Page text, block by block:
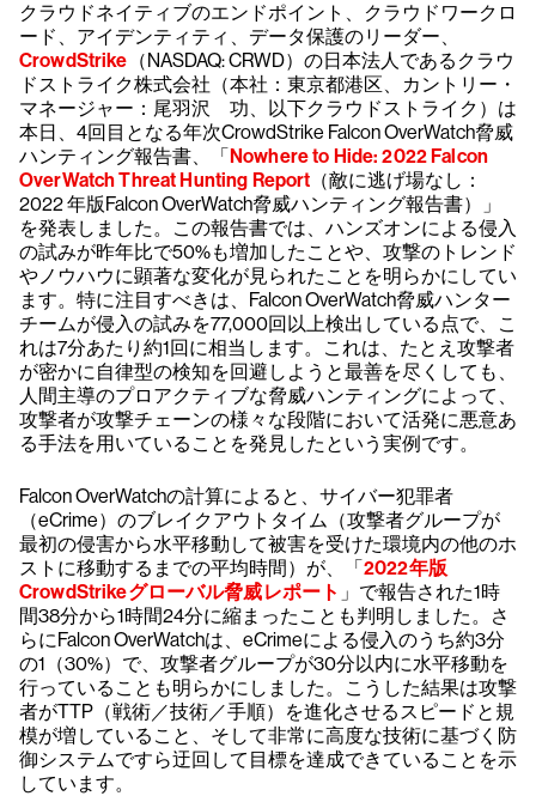
クラウドネイティブのエンドポイント、クラウドワークロ
ード、アイデンティティ、データ保護のリーダー、
CrowdStrike （NASDAQ: CRWD）の日本法人であるクラウ
ドストライク株式会社（本社：東京都港区、カントリー・
マネージャー：尾羽沢 功、以下クラウドストライク）は
本日、4回目となる年次CrowdStrike Falcon OverWatch脅威
ハンティング報告書、「Nowhere to Hide: 2022 Falcon
OverWatch Threat Hunting Report （敵に逃げ場なし：
2022 年版Falcon OverWatch脅威ハンティング報告書）」
を発表しました。この報告書では、ハンズオンによる侵入
の試みが昨年比で50%も増加したことや、攻撃のトレンド
やノウハウに顕著な変化が見られたことを明らかにしてい
ます。特に注目すべきは、Falcon OverWatch脅威ハンター
チームが侵入の試みを77,000回以上検出している点で、こ
れは7分あたり約1回に相当します。これは、たとえ攻撃者
が密かに自律型の検知を回避しようと最善を尽くしても、
人間主導のプロアクティブな脅威ハンティングによって、
攻撃者が攻撃チェーンの様々な段階において活発に悪意あ
る手法を用いていることを発見したという実例です。
Falcon OverWatchの計算によると、サイバー犯罪者
（eCrime）のブレイクアウトタイム（攻撃者グループが
最初の侵害から水平移動して被害を受けた環境内の他のホ
ストに移動するまでの平均時間）が、「2022年版
CrowdStrikeグローバル脅威レポート 」で報告された1時
間38分から1時間24分に縮まったことも判明しました。さ
らにFalcon OverWatchは、eCrimeによる侵入のうち約3分
の1（30%）で、攻撃者グループが30分以内に水平移動を
行っていることも明らかにしました。こうした結果は攻撃
者がTTP（戦術／技術／手順）を進化させるスピードと規
模が増していること、そして非常に高度な技術に基づく防
御システムですら迂回して目標を達成できていることを示
しています。